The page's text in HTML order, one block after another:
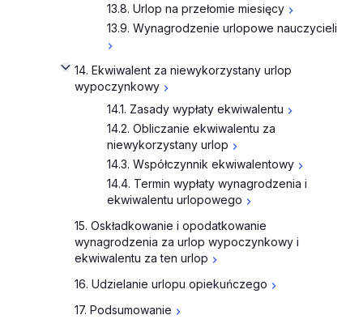
13.8. Urlop na przełomie miesięcy
13.9. Wynagrodzenie urlopowe nauczycieli
14. Ekwiwalent za niewykorzystany urlop
wypoczynkowy
14.1. Zasady wypłaty ekwiwalentu
14.2. Obliczanie ekwiwalentu za
niewykorzystany urlop
14.3. Współczynnik ekwiwalentowy
14.4. Termin wypłaty wynagrodzenia i
ekwiwalentu urlopowego
15. Oskładkowanie i opodatkowanie
wynagrodzenia za urlop wypoczynkowy i
ekwiwalentu za ten urlop
16. Udzielanie urlopu opiekuńczego
17. Podsumowanie